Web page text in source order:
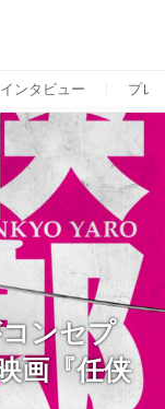
インタビュー プレ
ンセプ
画『任侠